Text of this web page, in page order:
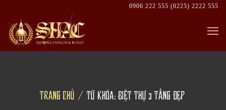
content
0906 222 555 (0225) 2222 555
TRANG CHỦ TỪ KHÓA: BIỆT THỰ 3 TẦNG ĐẸP